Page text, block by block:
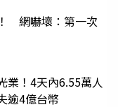
網嚇壞：第一次
業！4天內6.55萬人
逾4億台幣